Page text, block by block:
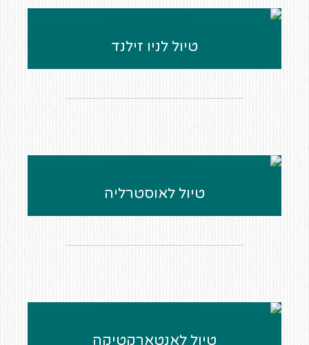
טיול לניו זילנד
טיול לאוסטרליה
טיול לאנטארקטיקה